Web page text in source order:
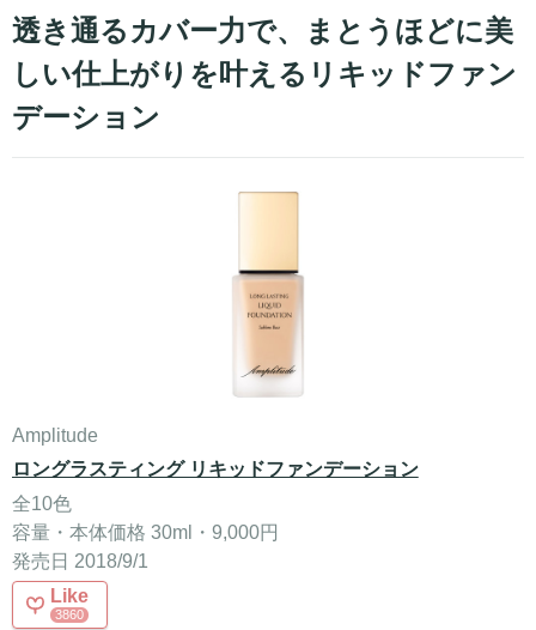
透き通るカバー力で、まとうほどに美
しい仕上がりを叶えるリキッドファン
デーション
Amplitude
ロングラスティング リキッドファンデーション
全10色
容量・本体価格 30ml・9,000円
発売日 2018/9/1
Like
3860